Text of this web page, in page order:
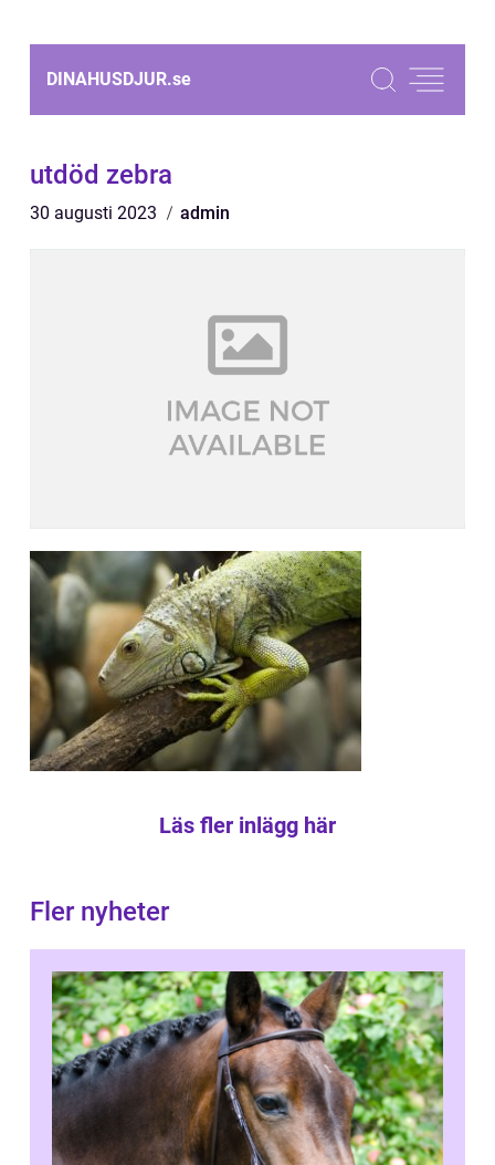
DINAHUSDJUR.se
utdöd zebra
30 augusti 2023 admin
Läs fler inlägg här
Fler nyheter